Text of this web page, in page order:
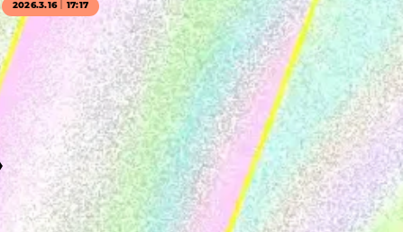
2026.3.16｜17:17